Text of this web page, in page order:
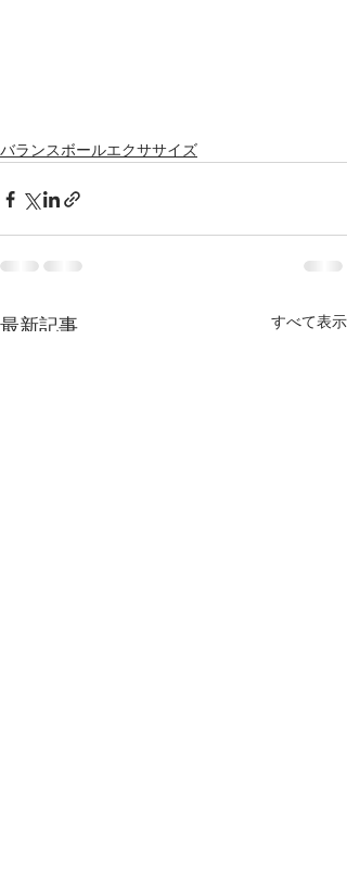
バランスボールエクササイズ
最新記事 すべて表示